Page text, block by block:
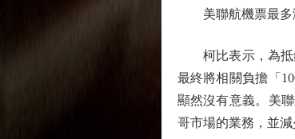
美聯航機票最多
柯比表示，為抵銷
最終將相關負擔「
顯然沒有意義。美
哥市場的業務，並